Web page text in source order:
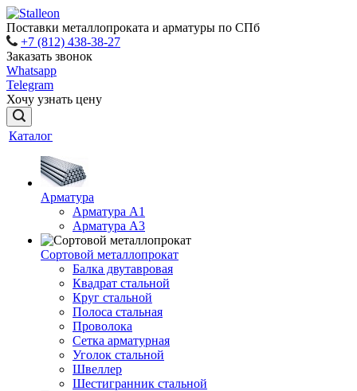
Поставки металлопроката и арматуры по СПб
+7 (812) 438-38-27
Заказать звонок
Whatsapp
Telegram
Хочу узнать цену
Каталог
Арматура
Арматура A1
Арматура А3
Сортовой металлопрокат
Балка двутавровая
Квадрат стальной
Круг стальной
Полоса стальная
Проволока
Сетка арматурная
Уголок стальной
Швеллер
Шестигранник стальной